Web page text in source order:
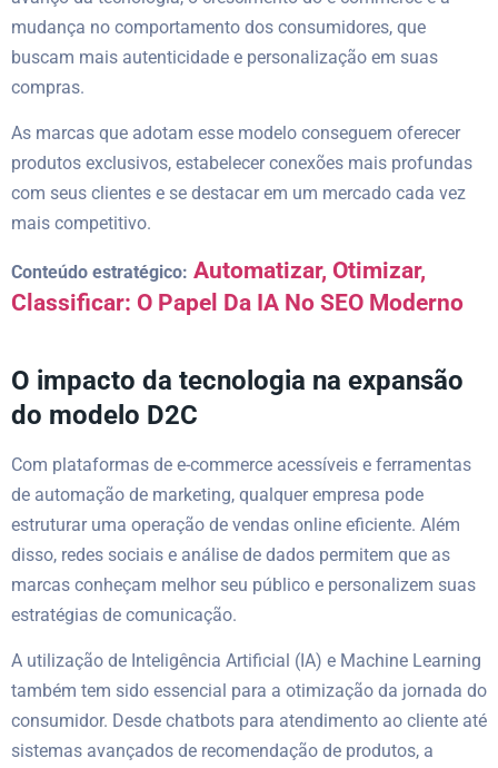
mudança no comportamento dos consumidores, que
buscam mais autenticidade e personalização em suas
compras.
As marcas que adotam esse modelo conseguem oferecer
produtos exclusivos, estabelecer conexões mais profundas
com seus clientes e se destacar em um mercado cada vez
mais competitivo.
Conteúdo estratégico: Automatizar, Otimizar,
Classificar: O Papel Da IA No SEO Moderno
O impacto da tecnologia na expansão
do modelo D2C
Com plataformas de e-commerce acessíveis e ferramentas
de automação de marketing, qualquer empresa pode
estruturar uma operação de vendas online eficiente. Além
disso, redes sociais e análise de dados permitem que as
marcas conheçam melhor seu público e personalizem suas
estratégias de comunicação.
A utilização de Inteligência Artificial (IA) e Machine Learning
também tem sido essencial para a otimização da jornada do
consumidor. Desde chatbots para atendimento ao cliente até
sistemas avançados de recomendação de produtos, a